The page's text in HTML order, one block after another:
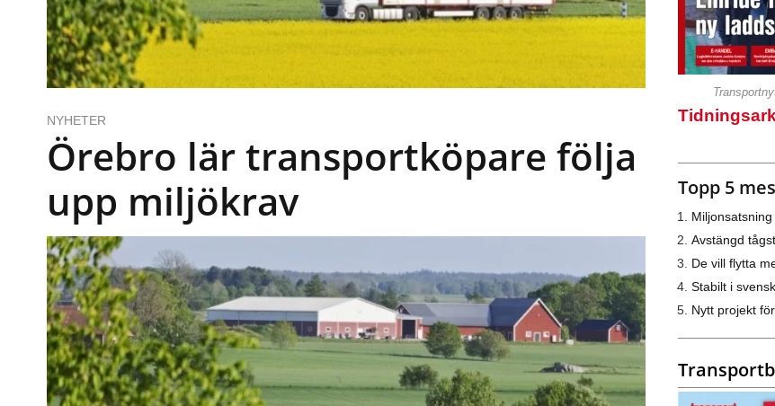
NYHETER
Örebro lär transportköpare följa
upp miljökrav
Topp 5
Avstängd
De vill flytta
Stabilt i
Nytt projekt